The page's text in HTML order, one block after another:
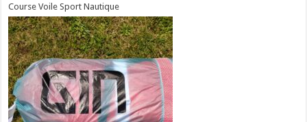
Course Voile Sport Nautique